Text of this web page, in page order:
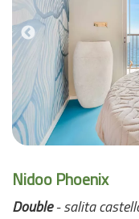
Previous
Nidoo Phoenix
Double- salita